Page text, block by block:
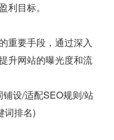
利目标。
重要手段，通过深入
升网站的曝光度和流
设/适配SEO规则/站
词排名)